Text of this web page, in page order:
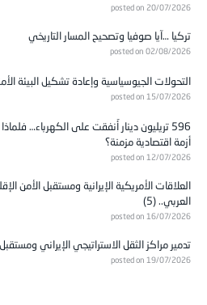
posted on 20/07/2026
تركيا …آيا صوفيا وتصحيح المسار التاريخي
posted on 02/08/2026
التحولات الجيوسياسية وإعادة تشكيل البيئة
posted on 15/07/2026
596 تريليون دينار أُنفقت على الكهرباء…
أزمة اقتصادية مزمنة؟
posted on 12/07/2026
العلاقات الأمريكية الإيرانية ومستقبل الأمن
العربي.. (5)
posted on 16/07/2026
تدمير مراكز الثقل الاستراتيجي الإيراني
posted on 19/07/2026